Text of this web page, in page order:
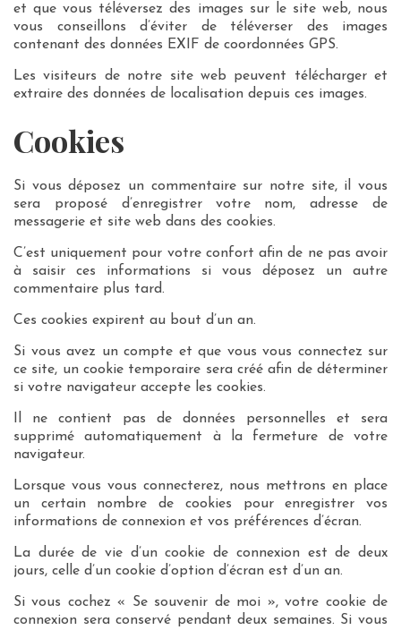
et que vous téléversez des images sur le site web, nous
vous conseillons d’éviter de téléverser des images
contenant des données EXIF de coordonnées GPS.
Les visiteurs de notre site web peuvent télécharger et
extraire des données de localisation depuis ces images.
Cookies
Si vous déposez un commentaire sur notre site, il vous
sera proposé d’enregistrer votre nom, adresse de
messagerie et site web dans des cookies.
C’est uniquement pour votre confort afin de ne pas avoir
à saisir ces informations si vous déposez un autre
commentaire plus tard.
Ces cookies expirent au bout d’un an.
Si vous avez un compte et que vous vous connectez sur
ce site, un cookie temporaire sera créé afin de déterminer
si votre navigateur accepte les cookies.
Il ne contient pas de données personnelles et sera
supprimé automatiquement à la fermeture de votre
navigateur.
Lorsque vous vous connecterez, nous mettrons en place
un certain nombre de cookies pour enregistrer vos
informations de connexion et vos préférences d’écran.
La durée de vie d’un cookie de connexion est de deux
jours, celle d’un cookie d’option d’écran est d’un an.
Si vous cochez « Se souvenir de moi », votre cookie de
connexion sera conservé pendant deux semaines. Si vous